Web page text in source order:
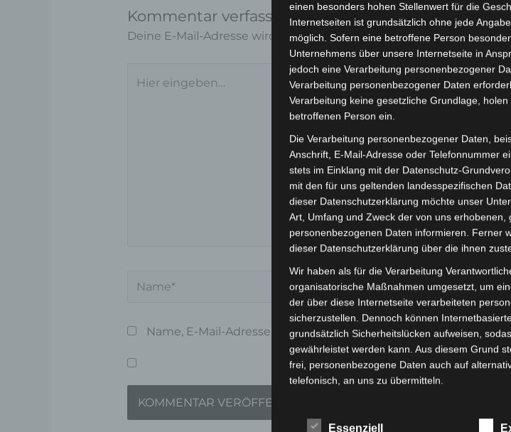
Kommentar verfassen
Deine E-Mail-Adresse wird nicht veröffentlicht. Erforderliche
Name*
E-
Mail*
Name, E-Mail-Adresse und Website in diesem Browser für
einen besonders hohen Stellenwert für die
Internetseiten ist grundsätzlich ohne jede
möglich. Sofern eine betroffene Person
Unternehmens über unsere Internetseite in
jedoch eine Verarbeitung personenbezogener
Verarbeitung personenbezogener Daten
Verarbeitung keine gesetzliche Grundlage,
betroffenen Person ein.
Die Verarbeitung personenbezogener Daten,
Anschrift, E-Mail-Adresse oder Telefonnummer
stets im Einklang mit der Datenschutz-
mit den für uns geltenden landesspezifischen
dieser Datenschutzerklärung möchte unser
Art, Umfang und Zweck der von uns erhobenen,
personenbezogenen Daten informieren. Ferner
dieser Datenschutzerklärung über die ihnen
Wir haben als für die Verarbeitung
organisatorische Maßnahmen umgesetzt, um
der über diese Internetseite verarbeiteten
sicherzustellen. Dennoch können
grundsätzlich Sicherheitslücken aufweisen,
gewährleistet werden kann. Aus diesem Grund
frei, personenbezogene Daten auch auf
telefonisch, an uns zu übermitteln.
Begriffsbestimmungen
Essenziell